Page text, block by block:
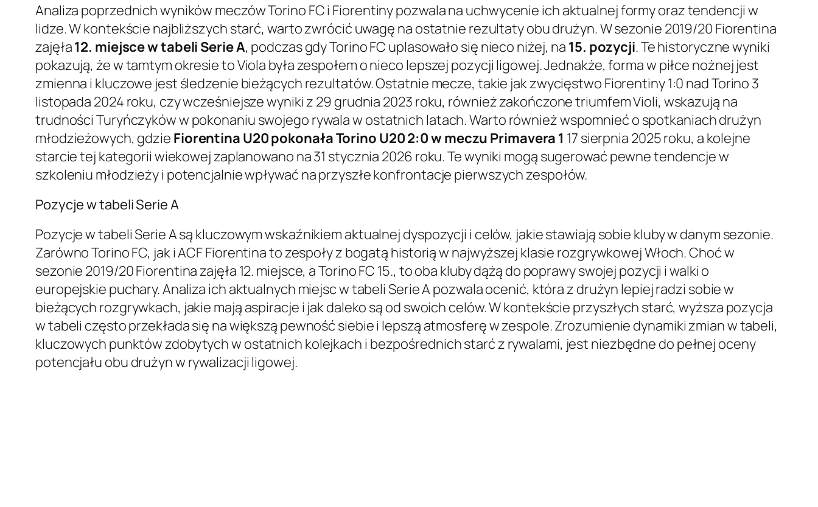
Analiza poprzednich wyników meczów Torino FC i Fiorentiny pozwala na uchwycenie ich aktualnej formy oraz tendencji w
lidze. W kontekście najbliższych starć, warto zwrócić uwagę na ostatnie rezultaty obu drużyn. W sezonie 2019/20 Fiorentina
zajęła12. miejsce w tabeli Serie A, podczas gdy Torino FC uplasowało się nieco niżej, na 15. pozycji. Te historyczne wyniki
pokazują, że w tamtym okresie to Viola była zespołem o nieco lepszej pozycji ligowej. Jednakże, forma w piłce nożnej jest
zmienna i kluczowe jest śledzenie bieżących rezultatów. Ostatnie mecze, takie jak zwycięstwo Fiorentiny 1:0 nad Torino 3
listopada 2024 roku, czy wcześniejsze wyniki z 29 grudnia 2023 roku, również zakończone triumfem Violi, wskazują na
trudności Turyńczyków w pokonaniu swojego rywala w ostatnich latach. Warto również wspomnieć o spotkaniach drużyn
młodzieżowych, gdzie Fiorentina U20 pokonała Torino U20 2:0 w meczu Primavera 1 17 sierpnia 2025 roku, a kolejne
starcie tej kategorii wiekowej zaplanowano na 31 stycznia 2026 roku. Te wyniki mogą sugerować pewne tendencje w
szkoleniu młodzieży i potencjalnie wpływać na przyszłe konfrontacje pierwszych zespołów.
Pozycje w tabeli Serie A
Pozycje w tabeli Serie A są kluczowym wskaźnikiem aktualnej dyspozycji i celów, jakie stawiają sobie kluby w danym sezonie.
Zarówno Torino FC, jak i ACF Fiorentina to zespoły z bogatą historią w najwyższej klasie rozgrywkowej Włoch. Choć w
sezonie 2019/20 Fiorentina zajęła 12. miejsce, a Torino FC 15., to oba kluby dążą do poprawy swojej pozycji i walki o
europejskie puchary. Analiza ich aktualnych miejsc w tabeli Serie A pozwala ocenić, która z drużyn lepiej radzi sobie w
bieżących rozgrywkach, jakie mają aspiracje i jak daleko są od swoich celów. W kontekście przyszłych starć, wyższa pozycja
w tabeli często przekłada się na większą pewność siebie i lepszą atmosferę w zespole. Zrozumienie dynamiki zmian w tabeli,
kluczowych punktów zdobytych w ostatnich kolejkach i bezpośrednich starć z rywalami, jest niezbędne do pełnej oceny
potencjału obu drużyn w rywalizacji ligowej.